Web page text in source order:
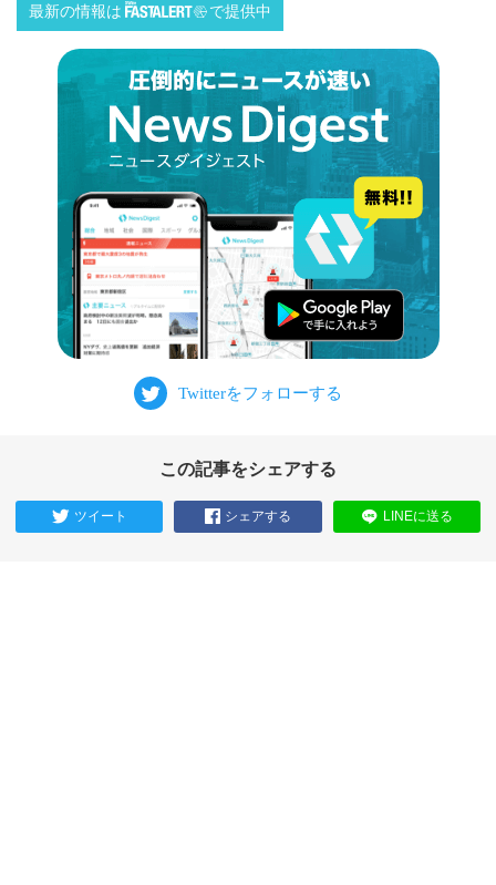
最新の情報は で提供中
この記事をシェアする
ツイート シェアする LINEに送る